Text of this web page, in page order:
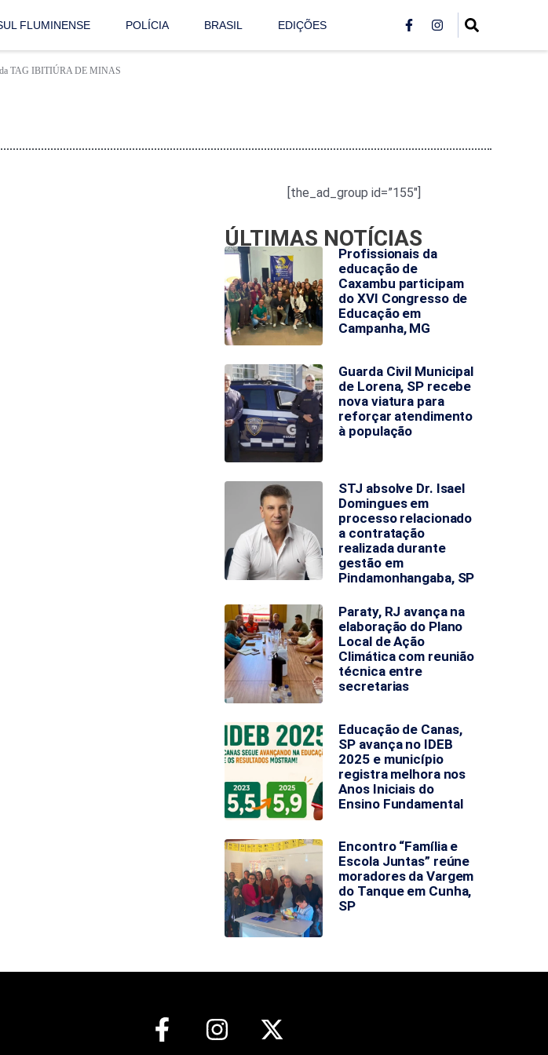
FLUMINENSE POLÍCIA BRASIL EDIÇÕES
TAG IBITIÚRA DE MINAS
[the_ad_group id=”155″]
ÚLTIMAS NOTÍCIAS
Profissionais da
educação de
Caxambu participam
do XVI Congresso de
Educação em
Campanha, MG
Guarda Civil Municipal
de Lorena, SP recebe
nova viatura para
reforçar atendimento
à população
STJ absolve Dr. Isael
Domingues em
processo relacionado
a contratação
realizada durante
gestão em
Pindamonhangaba, SP
Paraty, RJ avança na
elaboração do Plano
Local de Ação
Climática com reunião
técnica entre
secretarias
Educação de Canas,
SP avança no IDEB
2025 e município
registra melhora nos
Anos Iniciais do
Ensino Fundamental
Encontro “Família e
Escola Juntas” reúne
moradores da Vargem
do Tanque em Cunha,
SP